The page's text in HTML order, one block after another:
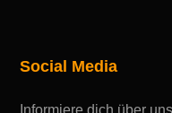
Social Media
Informiere dich über